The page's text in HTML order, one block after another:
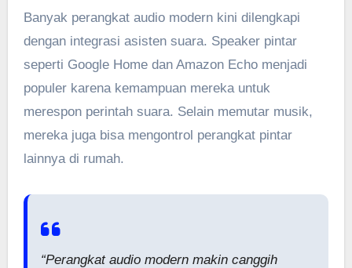
Banyak perangkat audio modern kini dilengkapi
dengan integrasi asisten suara. Speaker pintar
seperti Google Home dan Amazon Echo menjadi
populer karena kemampuan mereka untuk
merespon perintah suara. Selain memutar musik,
mereka juga bisa mengontrol perangkat pintar
lainnya di rumah.
“Perangkat audio modern makin canggih